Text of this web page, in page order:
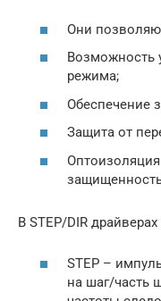
Они
Возможность
режима;
Обеспечение
Защита от
В STEP/DIR
STEP –
на шаг/часть